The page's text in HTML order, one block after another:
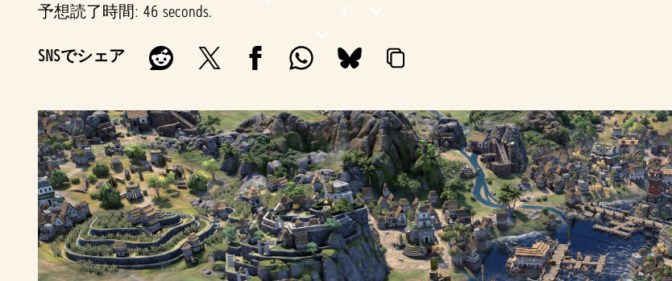
予想読了時間 46 seconds
SNSでシェア